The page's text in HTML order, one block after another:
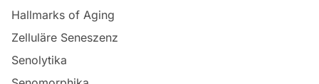
Hallmarks of Aging
Zelluläre Seneszenz
Senolytika